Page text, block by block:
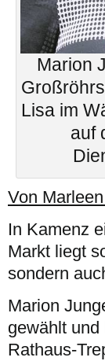
Marion
Lisa im
auf
Von
In Kamenz
Markt liegt
sondern
Marion
gewählt
Rathaus-